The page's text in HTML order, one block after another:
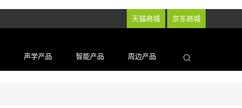
天猫商城 京东商城
声学产品 智能产品 周边产品